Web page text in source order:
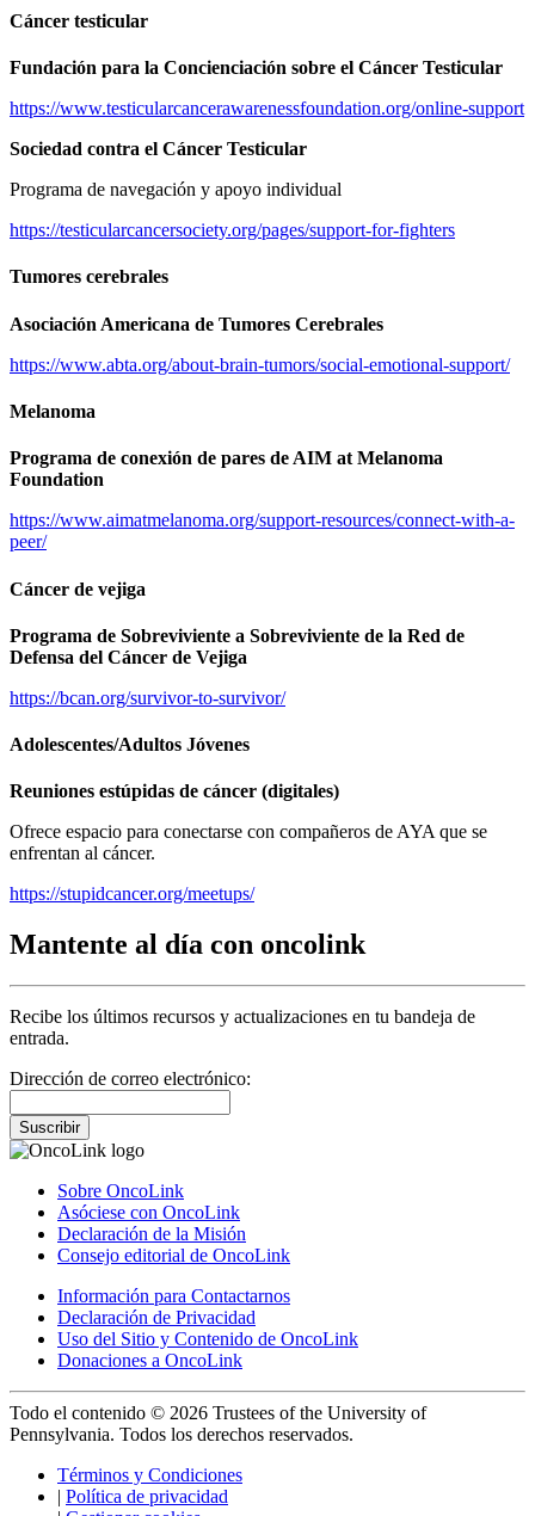
Cáncer testicular
Fundación para la Concienciación sobre el Cáncer Testicular
https://www.testicularcancerawarenessfoundation.org/online-support
Sociedad contra el Cáncer Testicular
Programa de navegación y apoyo individual
https://testicularcancersociety.org/pages/support-for-fighters
Tumores cerebrales
Asociación Americana de Tumores Cerebrales
https://www.abta.org/about-brain-tumors/social-emotional-support/
Melanoma
Programa de conexión de pares de AIM at Melanoma
Foundation
https://www.aimatmelanoma.org/support-resources/connect-with-a-
peer/
Cáncer de vejiga
Programa de Sobreviviente a Sobreviviente de la Red de
Defensa del Cáncer de Vejiga
https://bcan.org/survivor-to-survivor/
Adolescentes/Adultos Jóvenes
Reuniones estúpidas de cáncer (digitales)
Ofrece espacio para conectarse con compañeros de AYA que se
enfrentan al cáncer.
https://stupidcancer.org/meetups/
Mantente al día con oncolink
Recibe los últimos recursos y actualizaciones en tu bandeja de
entrada.
Dirección de correo electrónico:
Suscribir
Sobre OncoLink
Asóciese con OncoLink
Declaración de la Misión
Consejo editorial de OncoLink
Información para Contactarnos
Declaración de Privacidad
Uso del Sitio y Contenido de OncoLink
Donaciones a OncoLink
Todo el contenido © 2026 Trustees of the University of
Pennsylvania. Todos los derechos reservados.
Términos y Condiciones
| Política de privacidad